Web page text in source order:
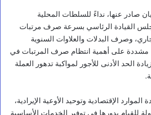
صادر عنها، نداءً للسلطات المحلية
القيادة الرئاسي بسرعة صرف مرتبات
وصرف البدلات والعلاوات السنوية
مشددة على أهمية انتظام صرف المرتبات في
الحد الأدنى للأجور لمواكبة تدهور العملة
الإقتصادية وتوحيد الأوعية الإيرادية،
للقيام بدورها في توفير الخدمات الأساسية